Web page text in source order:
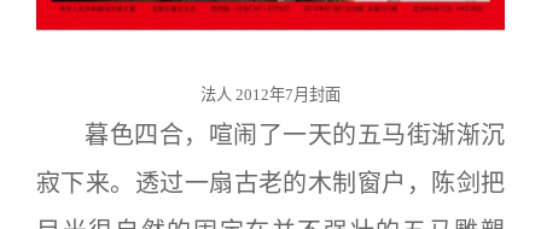
法人 2012年7月封面
暮色四合，喧闹了一天的五马街渐渐沉
寂下来。透过一扇古老的木制窗户，陈剑把